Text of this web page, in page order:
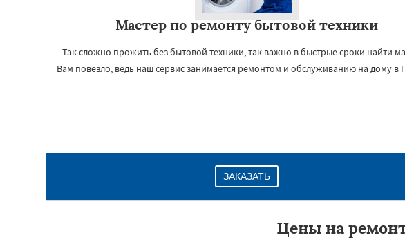
Мастер по ремонту бытовой техники
Так сложно прожить без бытовой техники, так важно в быстрые сроки найти
Вам повезло, ведь наш сервис занимается ремонтом и обслуживанию на дому в
ЗАКАЗАТЬ
Цены на